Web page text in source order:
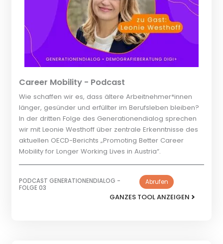
Career Mobility - Podcast
Wie schaffen wir es, dass ältere Arbeitnehmer*innen
länger, gesünder und erfüllter im Berufsleben bleiben?
In der dritten Folge des Generationendialog sprechen
wir mit Leonie Westhoff über zentrale Erkenntnisse des
aktuellen OECD-Berichts „Promoting Better Career
Mobility for Longer Working Lives in Austria“.
PODCAST GENERATIONENDIALOG -
FOLGE 03
Abrufen
GANZES TOOL ANZEIGEN